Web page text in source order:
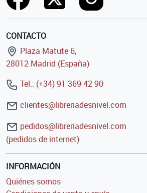
CONTACTO
Plaza Matute 6,
28012 Madrid (España)
Tel.: (+34) 91 369 42 90
clientes@libreriadesnivel.com
pedidos@libreriadesnivel.com
(pedidos de internet)
INFORMACIÓN
Quiénes somos